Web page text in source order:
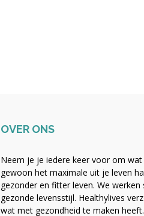
OVER ONS
Neem je je iedere keer voor om
gewoon het maximale uit je leven
gezonder en fitter leven. We
gezonde levensstijl. Healthylives
wat met gezondheid te maken heeft.